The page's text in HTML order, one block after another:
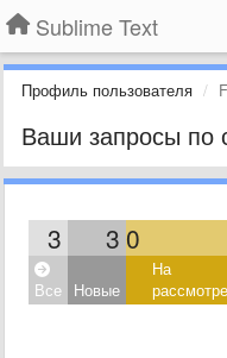
Sublime Text
Профиль пользователя
Ваши запросы по
3 3 0
Все Новые
На